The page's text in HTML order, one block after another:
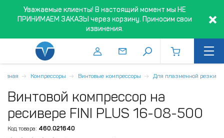
Уважаемые клиенты! В настоящий момент мы НЕ
ПРИНИМАЕМ ЗАКАЗЫ через корзину. Приносим свои
извинения.
Компрессоры Винтовые компрессоры Для плазменной резки
Винтовой компрессор на
ресивере FINI PLUS 16-08-500
Код товара: 460.021640